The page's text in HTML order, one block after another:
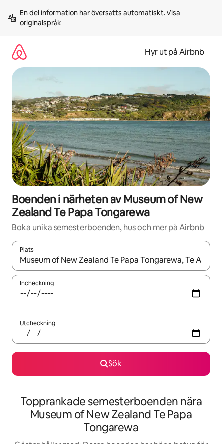
innehåll
En del information har översatts automatiskt. Visa
originalspråk
Hyr ut på Airbnb
Boenden i närheten av Museum of New
Zealand Te Papa Tongarewa
Boka unika semesterboenden, hus och mer på Airbnb
Plats
När resultaten är tillgängliga kan du navigera med upp- och
Incheckning
Utcheckning
Sök
Topprankade semesterboenden nära
Museum of New Zealand Te Papa
Tongarewa